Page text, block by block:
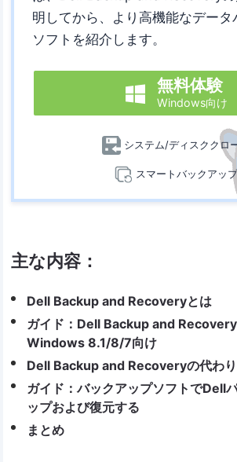
明してから、より高機能なデータ
ソフトを紹介します。
 無料体験
Windows向け
システム/ディスククロ
スマートバックアップ
主な内容：
Dell Backup and Recoveryとは
ガイド：Dell Backup and
Windows 8.1/8/7向け
Dell Backup and Recoveryの代わ
ガイド：バックアップソフトでDell
ップおよび復元する
まとめ